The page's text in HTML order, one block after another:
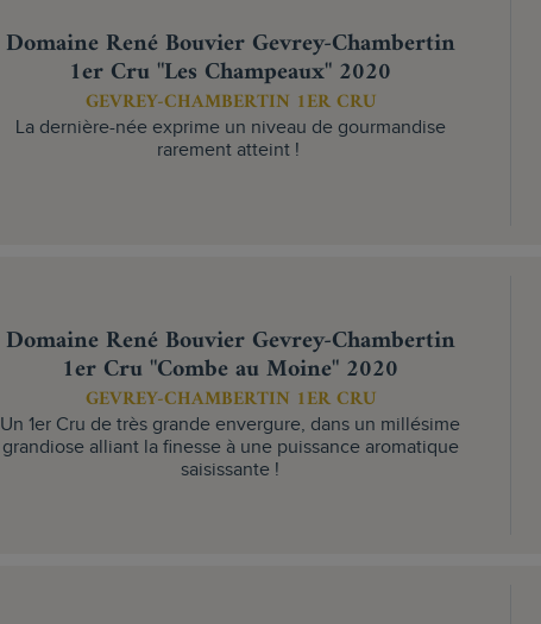
Domaine René Bouvier Gevrey-Chambertin
1er Cru "Les Champeaux" 2020
GEVREY-CHAMBERTIN 1ER CRU
La dernière-née exprime un niveau de gourmandise
rarement atteint !
Domaine René Bouvier Gevrey-Chambertin
1er Cru "Combe au Moine" 2020
GEVREY-CHAMBERTIN 1ER CRU
Un 1er Cru de très grande envergure, dans un millésime
grandiose alliant la finesse à une puissance aromatique
saisissante !